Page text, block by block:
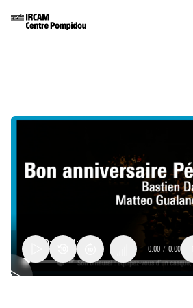
0:00 / 0:00